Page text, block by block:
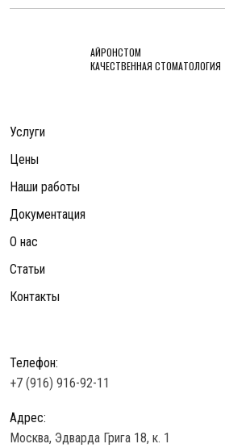
АЙРОНСТОМ
КАЧЕСТВЕННАЯ СТОМАТОЛОГИЯ
Услуги
Цены
Наши работы
Документация
О нас
Статьи
Контакты
Телефон:
+7 (916) 916-92-11
Адрес:
Москва, Эдварда Грига 18, к. 1